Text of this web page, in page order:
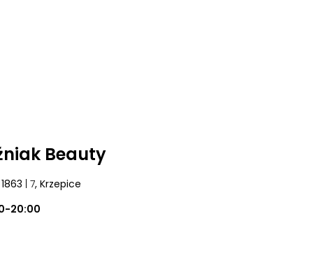
Beauty
| 7, Krzepice
20:00